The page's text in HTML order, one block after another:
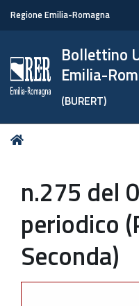
Regione Emilia-Romagna
Bollettino
Emilia-
(BURERT)
Tu
n.275 del
periodico
Seconda)